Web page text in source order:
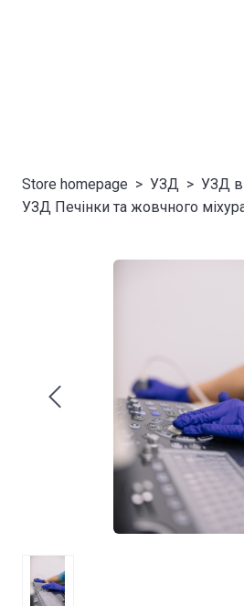
Store homepage УЗД
УЗД
УЗД Печінки та жовчного